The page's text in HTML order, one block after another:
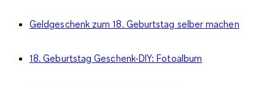
Geldgeschenk zum 18. Geburtstag selber machen
18. Geburtstag Geschenk-DIY: Fotoalbum